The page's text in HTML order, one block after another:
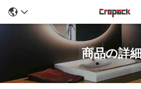
商品の詳細